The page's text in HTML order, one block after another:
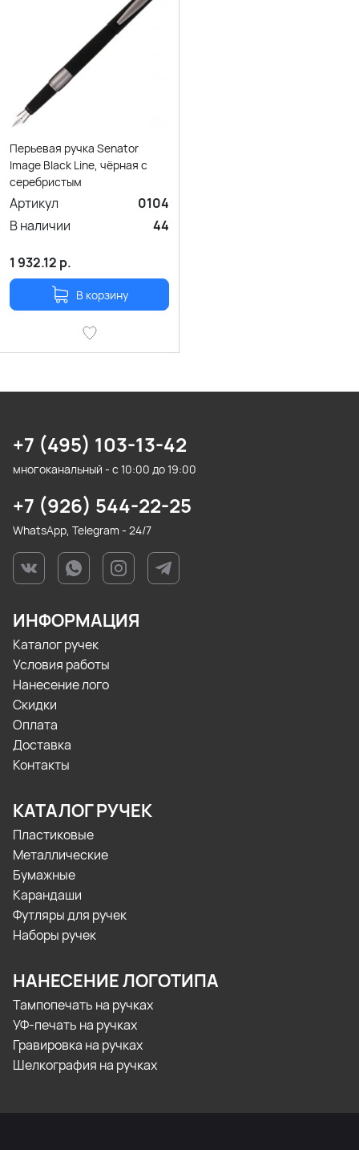
Перьевая ручка Senator
Image Black Line, чёрная с
серебристым
Артикул
0104
В наличии
44
1 932.12 р.
В корзину
+7 (495) 103-13-42
многоканальный - с 10:00 до 19:00
+7 (926) 544-22-25
WhatsApp, Telegram - 24/7
ИНФОРМАЦИЯ
Каталог ручек
Условия работы
Нанесение лого
Скидки
Оплата
Доставка
Контакты
КАТАЛОГ РУЧЕК
Пластиковые
Металлические
Бумажные
Карандаши
Футляры для ручек
Наборы ручек
НАНЕСЕНИЕ ЛОГОТИПА
Тампопечать на ручках
УФ-печать на ручках
Гравировка на ручках
Шелкография на ручках